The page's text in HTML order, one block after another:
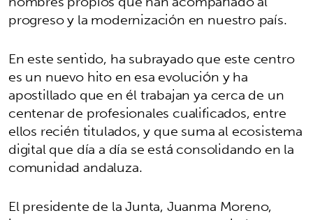
progreso y la modernización en nuestro país.
En este sentido, ha subrayado que este centro
es un nuevo hito en esa evolución y ha
apostillado que en él trabajan ya cerca de un
centenar de profesionales cualificados, entre
ellos recién titulados, y que suma al ecosistema
digital que día a día se está consolidando en la
comunidad andaluza.
El presidente de la Junta, Juanma Moreno,